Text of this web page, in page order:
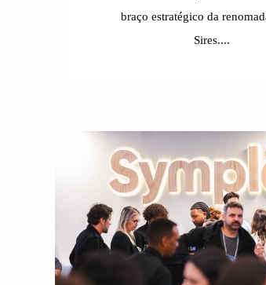
braço estratégico da
Sires....